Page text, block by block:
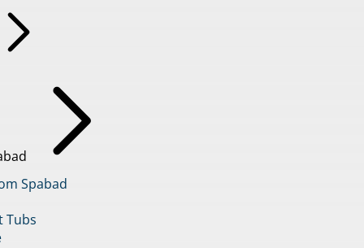
Spabad
Tubs